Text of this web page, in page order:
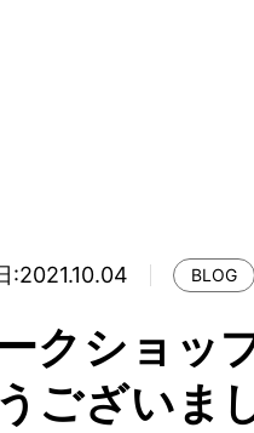
いて
ト
:2021.10.04 BLOG
クショッ
ございま